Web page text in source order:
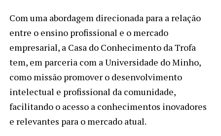
Com uma abordagem direcionada para a relação
entre o ensino profissional e o mercado
empresarial, a Casa do Conhecimento da Trofa
tem, em parceria com a Universidade do Minho,
como missão promover o desenvolvimento
intelectual e profissional da comunidade,
facilitando o acesso a conhecimentos inovadores
e relevantes para o mercado atual.